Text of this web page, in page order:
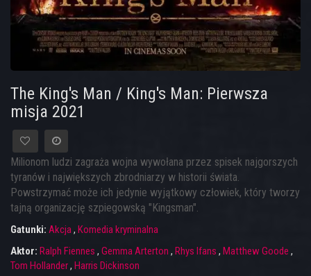
The King's Man / King's Man: Pierwsza
misja 2021
Milionom ludzi zagraża wojna wywołana przez spisek najgorszych
tyranów i największych zbrodniarzy w historii świata.
Powstrzymać może ich jedynie wyjątkowy człowiek, który tworzy
tajną organizację szpiegowską "Kingsman".
Gatunki: Akcja, Komedia kryminalna
Aktor: Ralph Fiennes , Gemma Arterton , Rhys Ifans , Matthew Goode ,
Tom Hollander, Harris Dickinson